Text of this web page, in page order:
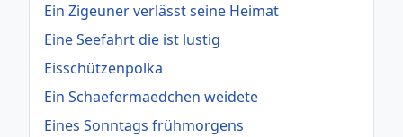
Ein Zigeuner verlässt seine Heimat
Eine Seefahrt die ist lustig
Eisschützenpolka
Ein Schaefermaedchen weidete
Eines Sonntags frühmorgens